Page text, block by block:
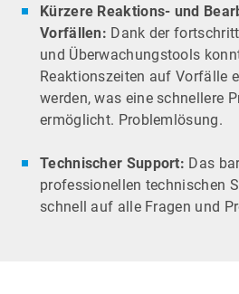
Kürzere Reaktions- und
Vorfällen: Dank der
und Überwachungstools
Reaktionszeiten auf Vorfälle
werden, was eine schnellere
ermöglicht. Problemlösung.
Technischer Support: Das
professionellen technischen
schnell auf alle Fragen und